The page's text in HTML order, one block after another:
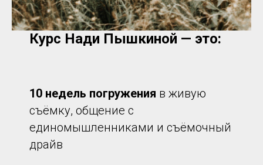
Курс Нади Пышкиной — это:
10 недель погружения в живую
съёмку, общение с
единомышленниками и съёмочный
драйв